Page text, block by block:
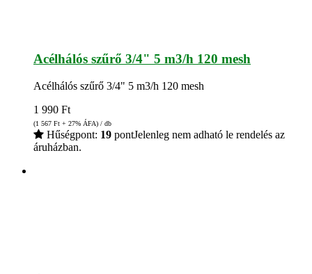
Acélhálós szűrő 3/4" 5 m3/h 120 mesh
Acélhálós szűrő 3/4" 5 m3/h 120 mesh
1 990 Ft
(1 567 Ft + 27% ÁFA) / db
Hűségpont: 19 pontJelenleg nem adható le rendelés az
áruházban.